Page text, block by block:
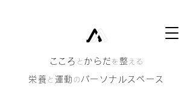
​こころ と からだ を 整 える
栄養 と 運動 のパーソナルスペース